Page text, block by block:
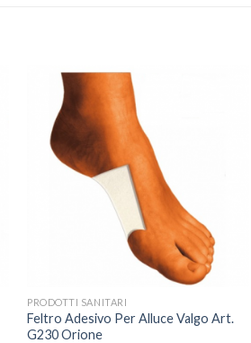
PRODOTTI SANITARI
Feltro Adesivo Per Alluce Valgo Art.
G230 Orione